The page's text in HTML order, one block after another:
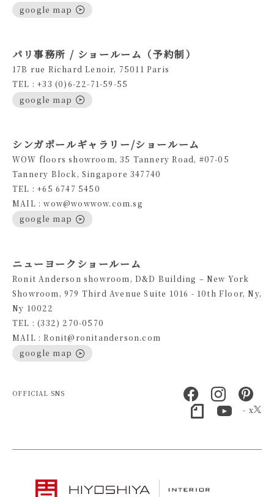
google map
パリ事務所 / ショールーム（予約制）
17B rue Richard Lenoir, 75011 Paris
TEL : +33 (0)6-22-71-59-55
google map
シンガポールギャラリー/ショールーム
WOW floors showroom, 35 Tannery Road, #07-05
Tannery Block, Singapore 347740
TEL : +65 6747 5450
MAIL : wow@wowwow.com.sg
google map
ニューヨークショールーム
Ronit Anderson showroom, D&D Building – New York
Showroom, 979 Third Avenue Suite 1016 - 10th Floor, Ny,
Ny 10022
TEL : (332) 270-0570
MAIL : Ronit@ronitanderson.com
google map
OFFICIAL SNS
- x